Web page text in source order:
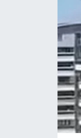
Ekonomi
Teknoloji